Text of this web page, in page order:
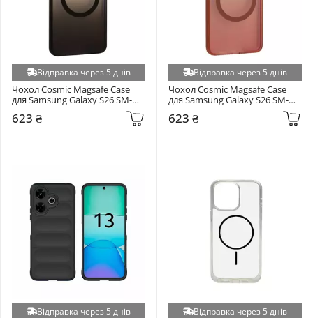
Відправка через 5 днів
Чохол Cosmic Magsafe Case
для Samsung Galaxy S26 SM-
623 ₴
Відправка через 5 днів
Чохол Cosmic Magsafe Case
для Samsung Galaxy S26 SM-
623 ₴
Відправка через 5 днів Відправка через 5 днів